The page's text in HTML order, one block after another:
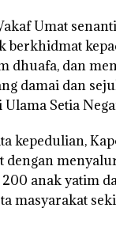
Umat
dhuafa, dan
damai dan
Setia
kepedulian,
dengan
anak yatim
masyarakat